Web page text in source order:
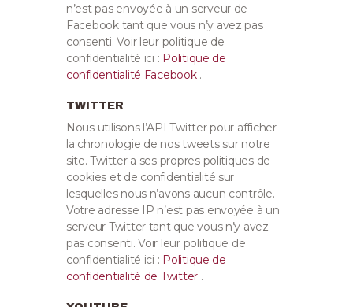
n’est pas envoyée à un serveur de
Facebook tant que vous n’y avez pas
consenti. Voir leur politique de
confidentialité ici : Politique de
confidentialité Facebook .
TWITTER
Nous utilisons l’API Twitter pour afficher
la chronologie de nos tweets sur notre
site. Twitter a ses propres politiques de
cookies et de confidentialité sur
lesquelles nous n’avons aucun contrôle.
Votre adresse IP n’est pas envoyée à un
serveur Twitter tant que vous n’y avez
pas consenti. Voir leur politique de
confidentialité ici : Politique de
confidentialité de Twitter .